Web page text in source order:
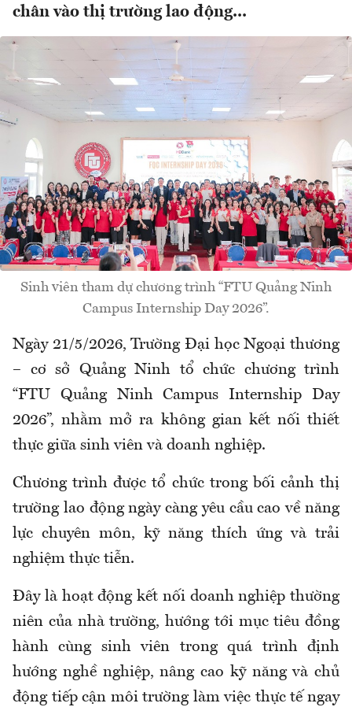
chân vào thị trường lao động...
Sinh viên tham dự chương trình “FTU Quảng Ninh
Campus Internship Day 2026”.
Ngày 21/5/2026, Trường Đại học Ngoại thương
– cơ sở Quảng Ninh tổ chức chương trình
“FTU Quảng Ninh Campus Internship Day
2026”, nhằm mở ra không gian kết nối thiết
thực giữa sinh viên và doanh nghiệp.
Chương trình được tổ chức trong bối cảnh thị
trường lao động ngày càng yêu cầu cao về năng
lực chuyên môn, kỹ năng thích ứng và trải
nghiệm thực tiễn.
Đây là hoạt động kết nối doanh nghiệp thường
niên của nhà trường, hướng tới mục tiêu đồng
hành cùng sinh viên trong quá trình định
hướng nghề nghiệp, nâng cao kỹ năng và chủ
động tiếp cận môi trường làm việc thực tế ngay